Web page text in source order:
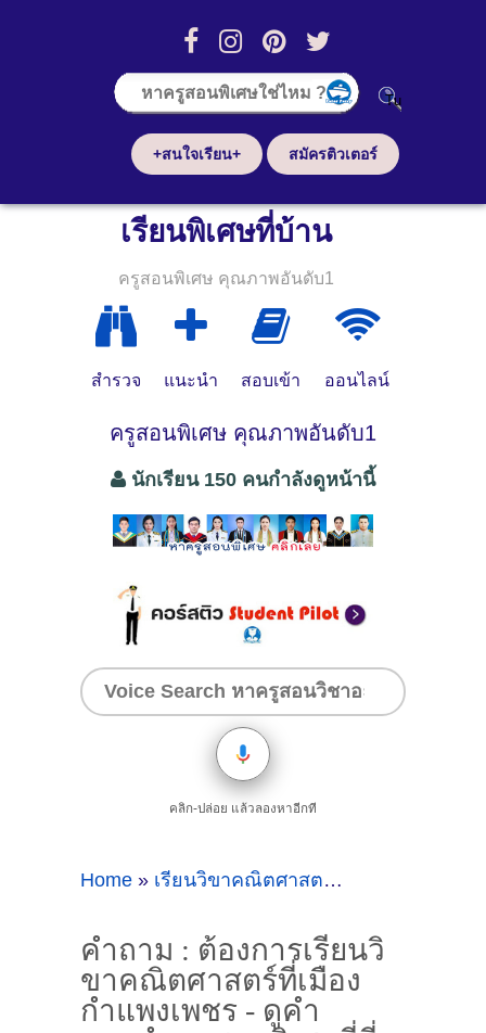
+สนใจเรียน+ สมัครติวเตอร์
เรียนพิเศษที่บ้าน
ครูสอนพิเศษ คุณภาพอันดับ1
สำรวจ แนะนำ สอบเข้า ออนไลน์
ครูสอนพิเศษ คุณภาพอันดับ1
นักเรียน 150 คนกำลังดูหน้านี้
คลิก-ปล่อย แล้วลองหาอีกที
Home » เรียนวิขาคณิตศาสตร์ »
คำถาม : ต้องการเรียนวิ
ขาคณิตศาสตร์ที่เมือง
กำแพงเพชร - ดูคำ